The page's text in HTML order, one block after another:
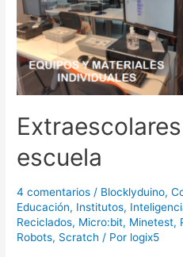
escuela
4 comentarios / Blocklyduino,
Educación, Institutos,
Reciclados, Micro:bit, Minetest,
Robots, Scratch / Por logix5